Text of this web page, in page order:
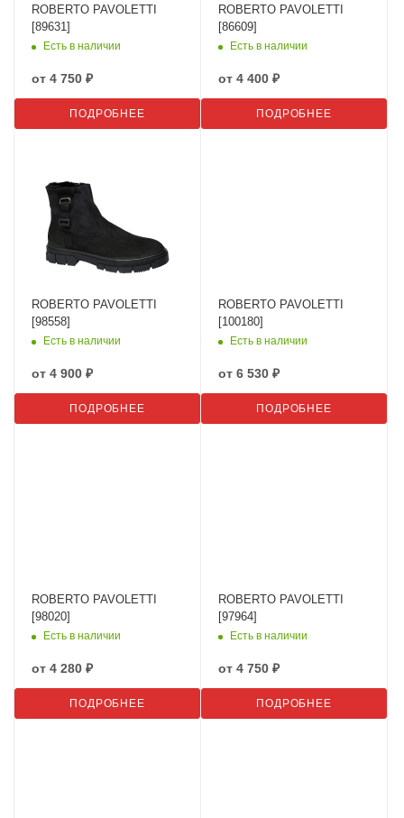
ROBERTO PAVOLETTI
[89631]
Есть в наличии
от 4 750 ₽
ПОДРОБНЕЕ
ROBERTO PAVOLETTI
[86609]
Есть в наличии
от 4 400 ₽
ПОДРОБНЕЕ
ROBERTO PAVOLETTI
[98558]
Есть в наличии
от 4 900 ₽
ПОДРОБНЕЕ
ROBERTO PAVOLETTI
[100180]
Есть в наличии
от 6 530 ₽
ПОДРОБНЕЕ
ROBERTO PAVOLETTI
[98020]
Есть в наличии
от 4 280 ₽
ПОДРОБНЕЕ
ROBERTO PAVOLETTI
[97964]
Есть в наличии
от 4 750 ₽
ПОДРОБНЕЕ